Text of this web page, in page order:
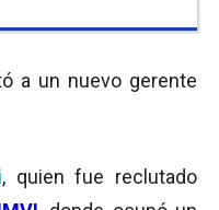
a un nuevo gerente
, quien fue reclutado